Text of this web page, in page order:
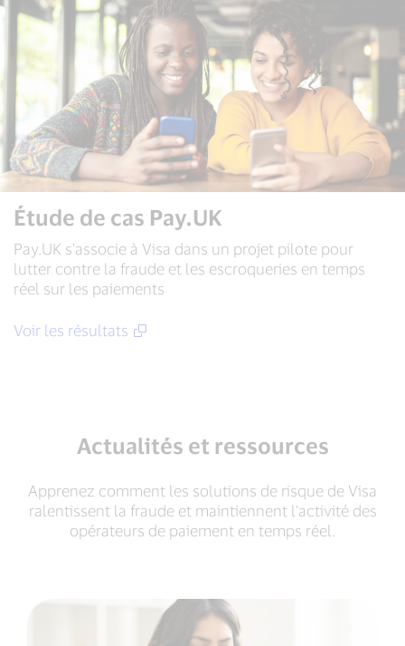
Étude de cas Pay.UK
Pay.UK s'associe à Visa dans un projet pilote pour
lutter contre la fraude et les escroqueries en temps
réel sur les paiements
Voir les résultats
Actualités et ressources
Apprenez comment les solutions de risque de Visa
ralentissent la fraude et maintiennent l'activité des
opérateurs de paiement en temps réel.